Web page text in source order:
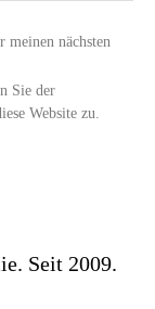
meinen nächsten
Sie der
Website zu.
Seit 2009.